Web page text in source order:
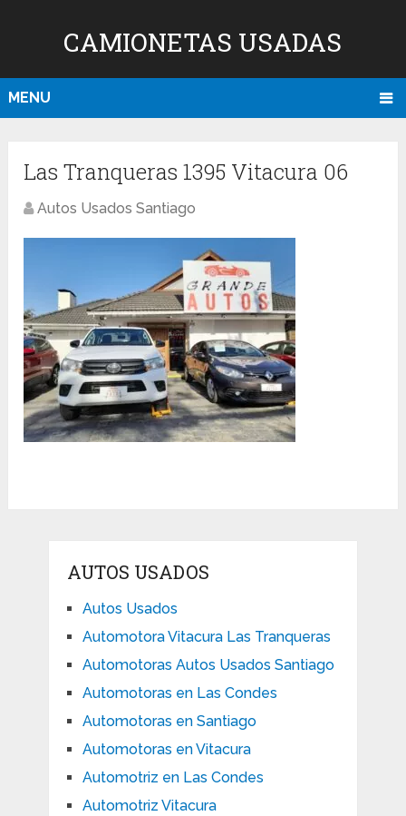
CAMIONETAS USADAS
MENU
Las Tranqueras 1395 Vitacura 06
Autos Usados Santiago
AUTOS USADOS
Autos Usados
Automotora Vitacura Las Tranqueras
Automotoras Autos Usados Santiago
Automotoras en Las Condes
Automotoras en Santiago
Automotoras en Vitacura
Automotriz en Las Condes
Automotriz Vitacura